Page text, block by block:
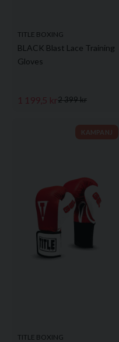
TITLE BOXING
BLACK Blast Lace Training
Gloves
2 399 kr
1 199,5 kr
TITLE BOXING
KAMPANJ